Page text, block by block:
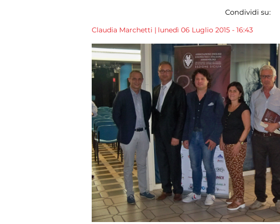
Condividi su:
Claudia Marchetti | lunedì 06 Luglio 2015 - 16:43